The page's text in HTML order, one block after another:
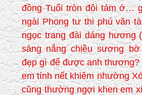
đồng Tuổi tròn đôi tám ớ…
ngài Phong tư thi phú văn
ngọc trang đài dáng hương
sáng nắng chiều sương
đẹp gì để được anh
em tính nết khiêm nhường
cũng thường ngợi khen em